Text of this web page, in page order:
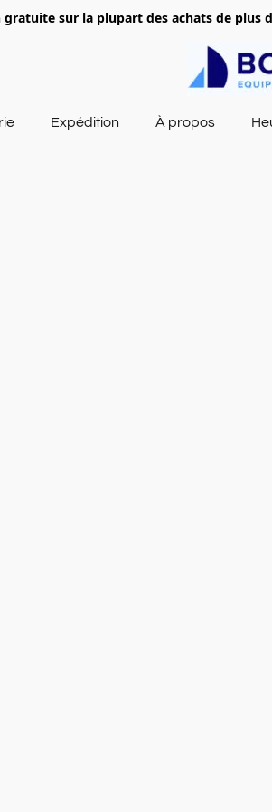
gratuite sur la plupart des achats de plus
Expédition À propos